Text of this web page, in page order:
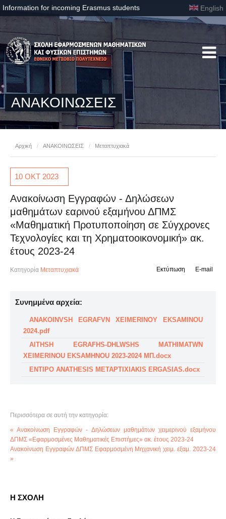
Information for incoming Erasmus students English
ΑΝΑΚΟΙΝΩΣΕΙΣ
Αρχική / ΑΝΑΚΟΙΝΩΣΕΙΣ / Μεταπτυχιακά
10 ΟΚΤ 2023
Ανακοίνωση Εγγραφών - Δηλώσεων
μαθημάτων εαρινού εξαμήνου ΔΠΜΣ
«Μαθηματική Προτυποποίηση σε Σύγχρονες
Τεχνολογίες και τη Χρηματοοικονομική» ακ.
έτους 2023-24
Κατηγορία Μεταπτυχιακά E-mail
Εκτύπωση
Συνημμένα αρχεία:
ANAKOINVSH EGRAFVN XEIMERINOY EKSAMINOU
2024.pdf
AITHSH EGRAFHS-DHLWSHS MATHIMATWN
XEIMERINOU EKSAMHNOU 2023-2024 ΜΠ.docx
ENTIPO ANATHESIS METAPTIXIAKIS ERGASIAS.docx
Περισσότερα σε αυτή την κατηγορία:
« Ανακοίνωση Εγγραφών - Δηλώσεων μαθημάτων χειμερινού εξαμήνου
ΔΠΜΣ «Εφαρμοσμένες Μαθηματικές Επιστήμες» ακ. έτους 2023-24
Ανακοίνωση Εγγραφών ΔΠΜΣ Εφαρμοσμένη Μηχανική χειμ. εξαμ. 2023-24
»
Η ΣΧΟΛΗ